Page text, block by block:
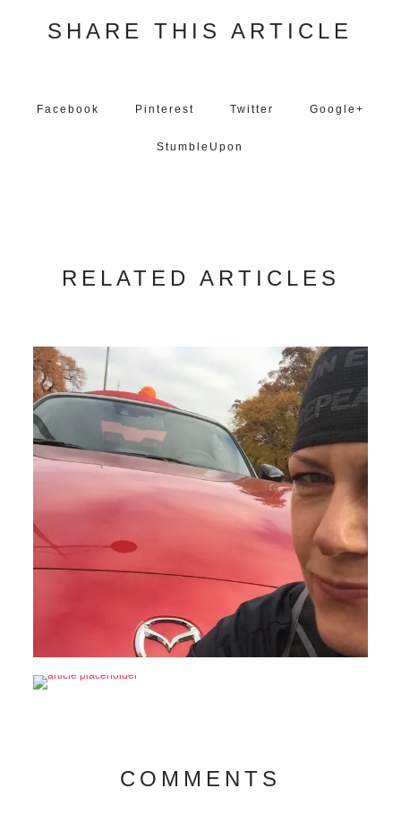
SHARE THIS ARTICLE
Facebook Pinterest Twitter Google+
StumbleUpon
RELATED ARTICLES
COMMENTS